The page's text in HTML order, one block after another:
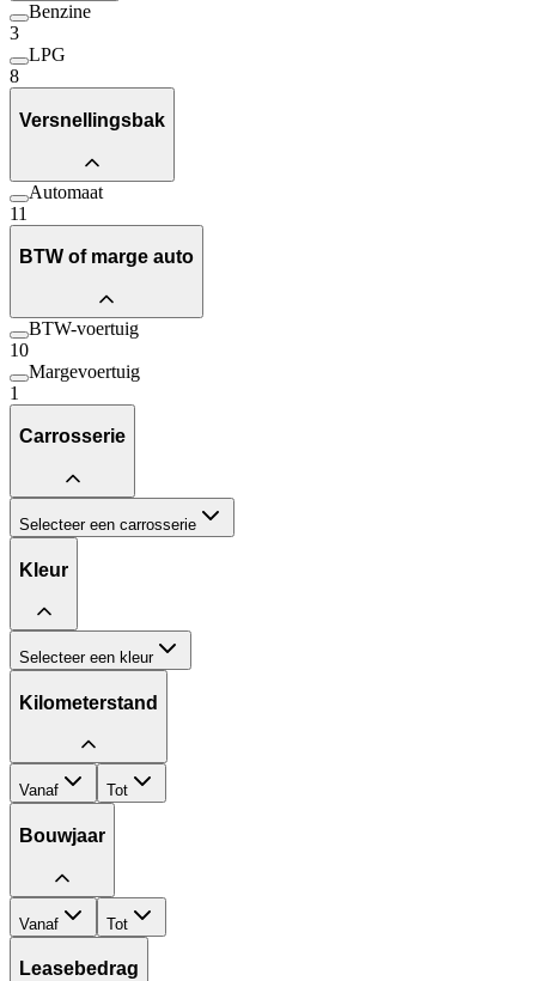
Benzine
3
LPG
8
Versnellingsbak
Automaat
11
BTW of marge auto
BTW-voertuig
10
Margevoertuig
1
Carrosserie
Selecteer een carrosserie
Kleur
Selecteer een kleur
Kilometerstand
Vanaf Tot
Bouwjaar
Vanaf Tot
Leasebedrag